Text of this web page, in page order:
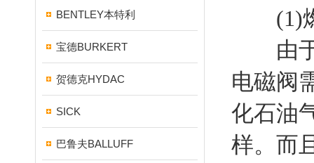
BENTLEY本特利
宝德BURKERT
贺德克HYDAC
SICK
巴鲁夫BALLUFF
(1)燃
由于
电磁阀
化石油
样。而